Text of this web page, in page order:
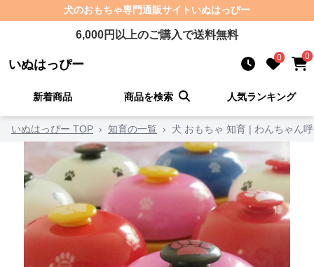
犬のおもちゃ専門通販サイト いぬはっぴー
6,000円以上のご購入で送料無料
いぬはっぴー 0 0
新着商品 商品を検索 人気ランキング
いぬはっぴー TOP › 知育の一覧 › 犬 おもちゃ 知育 | わんちゃん